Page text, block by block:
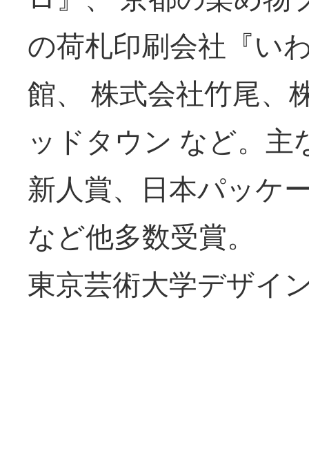
の荷札印刷会社『い
館、 株式会社竹尾、
ッドタウン など。主
新人賞、日本パッケ
など他多数受賞。
東京芸術大学デザイ